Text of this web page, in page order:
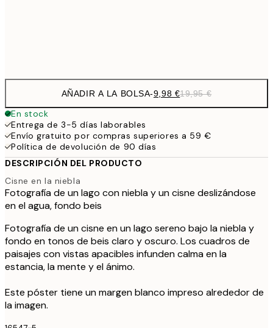
AÑADIR A LA BOLSA-9,98 €19,95 €
En stock
Entrega de 3-5 días laborables
Envío gratuito por compras superiores a 59 €
Política de devolución de 90 días
DESCRIPCIÓN DEL PRODUCTO
Cisne en la niebla
Fotografía de un lago con niebla y un cisne deslizándose
en el agua, fondo beis
Fotografía de un cisne en un lago sereno bajo la niebla y
fondo en tonos de beis claro y oscuro. Los cuadros de
paisajes con vistas apacibles infunden calma en la
estancia, la mente y el ánimo.
Este póster tiene un margen blanco impreso alrededor de
la imagen.